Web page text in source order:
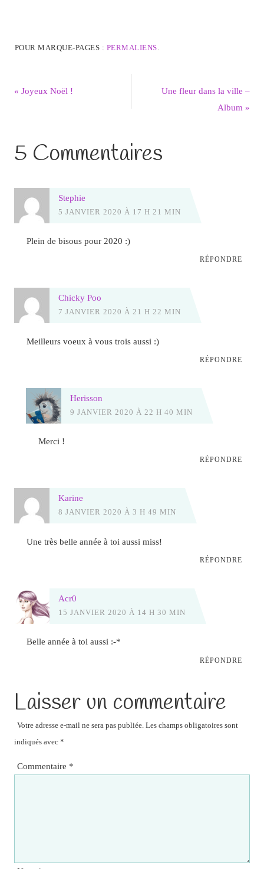
POUR MARQUE-PAGES : PERMALIENS.
« Joyeux Noël !
Une fleur dans la ville –
Album»
5 Commentaires
Stephie
5 JANVIER 2020 À 17 H 21 MIN
Plein de bisous pour 2020 :)
RÉPONDRE
Chicky Poo
7 JANVIER 2020 À 21 H 22 MIN
Meilleurs voeux à vous trois aussi :)
RÉPONDRE
Herisson
9 JANVIER 2020 À 22 H 40 MIN
Merci !
RÉPONDRE
Karine
8 JANVIER 2020 À 3 H 49 MIN
Une très belle année à toi aussi miss!
RÉPONDRE
Acr0
15 JANVIER 2020 À 14 H 30 MIN
Belle année à toi aussi :-*
RÉPONDRE
Laisser un commentaire
Votre adresse e-mail ne sera pas publiée. Les champs obligatoires sont
indiqués avec *
Commentaire *